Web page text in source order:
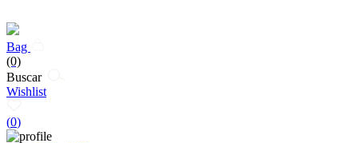
Bag
(0)
Buscar
Wishlist
(0)